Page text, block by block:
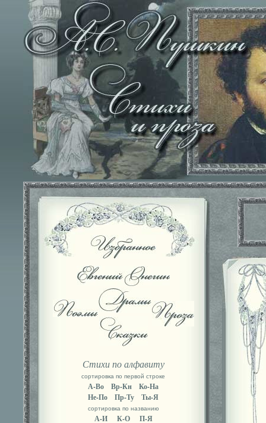
Стихи по алфавиту
сортировка по первой строке
А-Во Вр-Кн
Ко-На
Не-По
Пр-Ту Ты-Я
сортировка по названию
А-И К-О
П-Я